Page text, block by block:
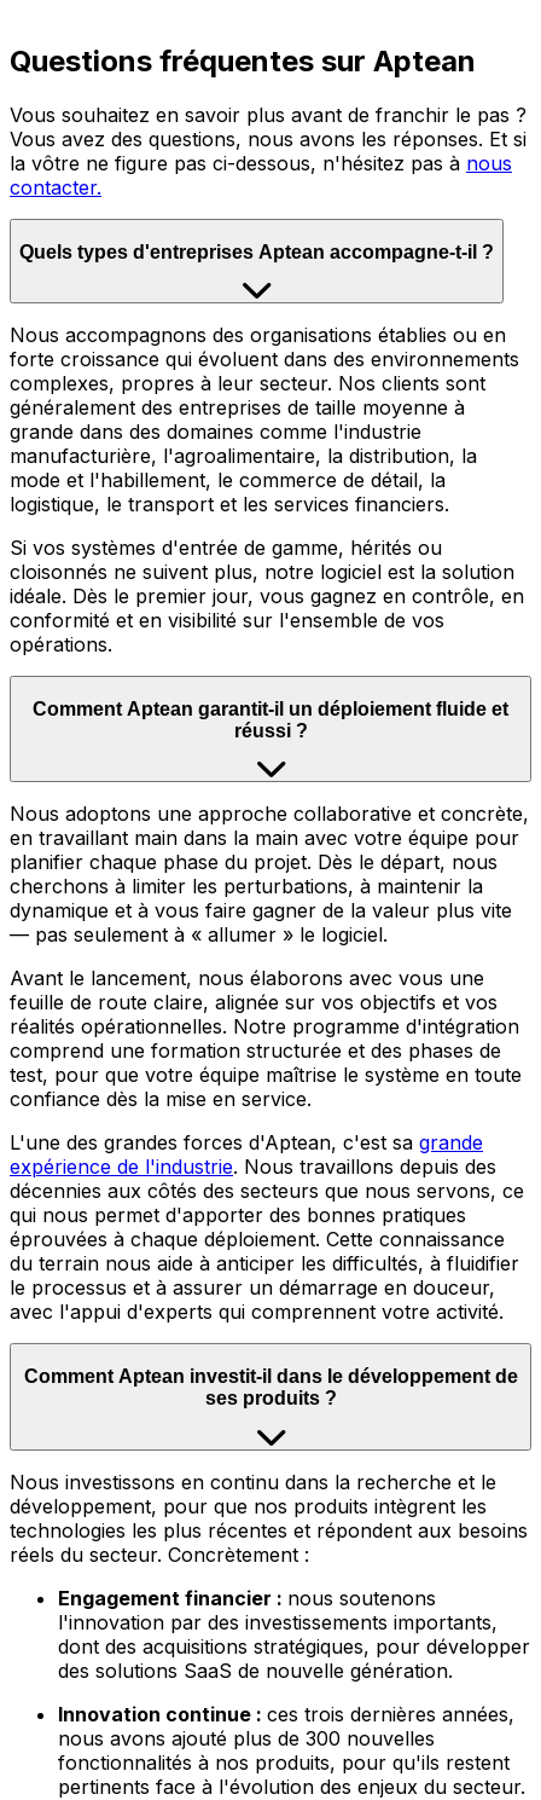
Questions fréquentes sur Aptean
Vous souhaitez en savoir plus avant de franchir le pas ?
Vous avez des questions, nous avons les réponses. Et si
la vôtre ne figure pas ci-dessous, n'hésitez pas à nous
contacter.
Quels types d'entreprises Aptean accompagne-t-il ?
Nous accompagnons des organisations établies ou en
forte croissance qui évoluent dans des environnements
complexes, propres à leur secteur. Nos clients sont
généralement des entreprises de taille moyenne à
grande dans des domaines comme l'industrie
manufacturière, l'agroalimentaire, la distribution, la
mode et l'habillement, le commerce de détail, la
logistique, le transport et les services financiers.
Si vos systèmes d'entrée de gamme, hérités ou
cloisonnés ne suivent plus, notre logiciel est la solution
idéale. Dès le premier jour, vous gagnez en contrôle, en
conformité et en visibilité sur l'ensemble de vos
opérations.
Comment Aptean garantit-il un déploiement fluide et
réussi ?
Nous adoptons une approche collaborative et concrète,
en travaillant main dans la main avec votre équipe pour
planifier chaque phase du projet. Dès le départ, nous
cherchons à limiter les perturbations, à maintenir la
dynamique et à vous faire gagner de la valeur plus vite
— pas seulement à « allumer » le logiciel.
Avant le lancement, nous élaborons avec vous une
feuille de route claire, alignée sur vos objectifs et vos
réalités opérationnelles. Notre programme d'intégration
comprend une formation structurée et des phases de
test, pour que votre équipe maîtrise le système en toute
confiance dès la mise en service.
L'une des grandes forces d'Aptean, c'est sa grande
expérience de l'industrie. Nous travaillons depuis des
décennies aux côtés des secteurs que nous servons, ce
qui nous permet d'apporter des bonnes pratiques
éprouvées à chaque déploiement. Cette connaissance
du terrain nous aide à anticiper les difficultés, à fluidifier
le processus et à assurer un démarrage en douceur,
avec l'appui d'experts qui comprennent votre activité.
Comment Aptean investit-il dans le développement de
ses produits ?
Nous investissons en continu dans la recherche et le
développement, pour que nos produits intègrent les
technologies les plus récentes et répondent aux besoins
réels du secteur. Concrètement :
Engagement financier : nous soutenons
l'innovation par des investissements importants,
dont des acquisitions stratégiques, pour développer
des solutions SaaS de nouvelle génération.
Innovation continue : ces trois dernières années,
nous avons ajouté plus de 300 nouvelles
fonctionnalités à nos produits, pour qu'ils restent
pertinents face à l'évolution des enjeux du secteur.